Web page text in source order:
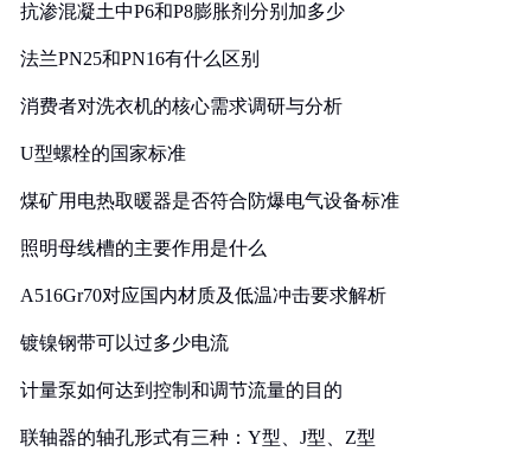
抗渗混凝土中P6和P8膨胀剂分别加多少
法兰PN25和PN16有什么区别
消费者对洗衣机的核心需求调研与分析
U型螺栓的国家标准
煤矿用电热取暖器是否符合防爆电气设备标准
照明母线槽的主要作用是什么
A516Gr70对应国内材质及低温冲击要求解析
镀镍钢带可以过多少电流
计量泵如何达到控制和调节流量的目的
联轴器的轴孔形式有三种：Y型、J型、Z型